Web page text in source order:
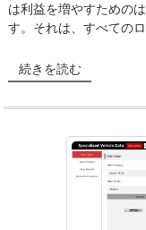
は利益を増やすための
す。それは、すべての
続きを読む